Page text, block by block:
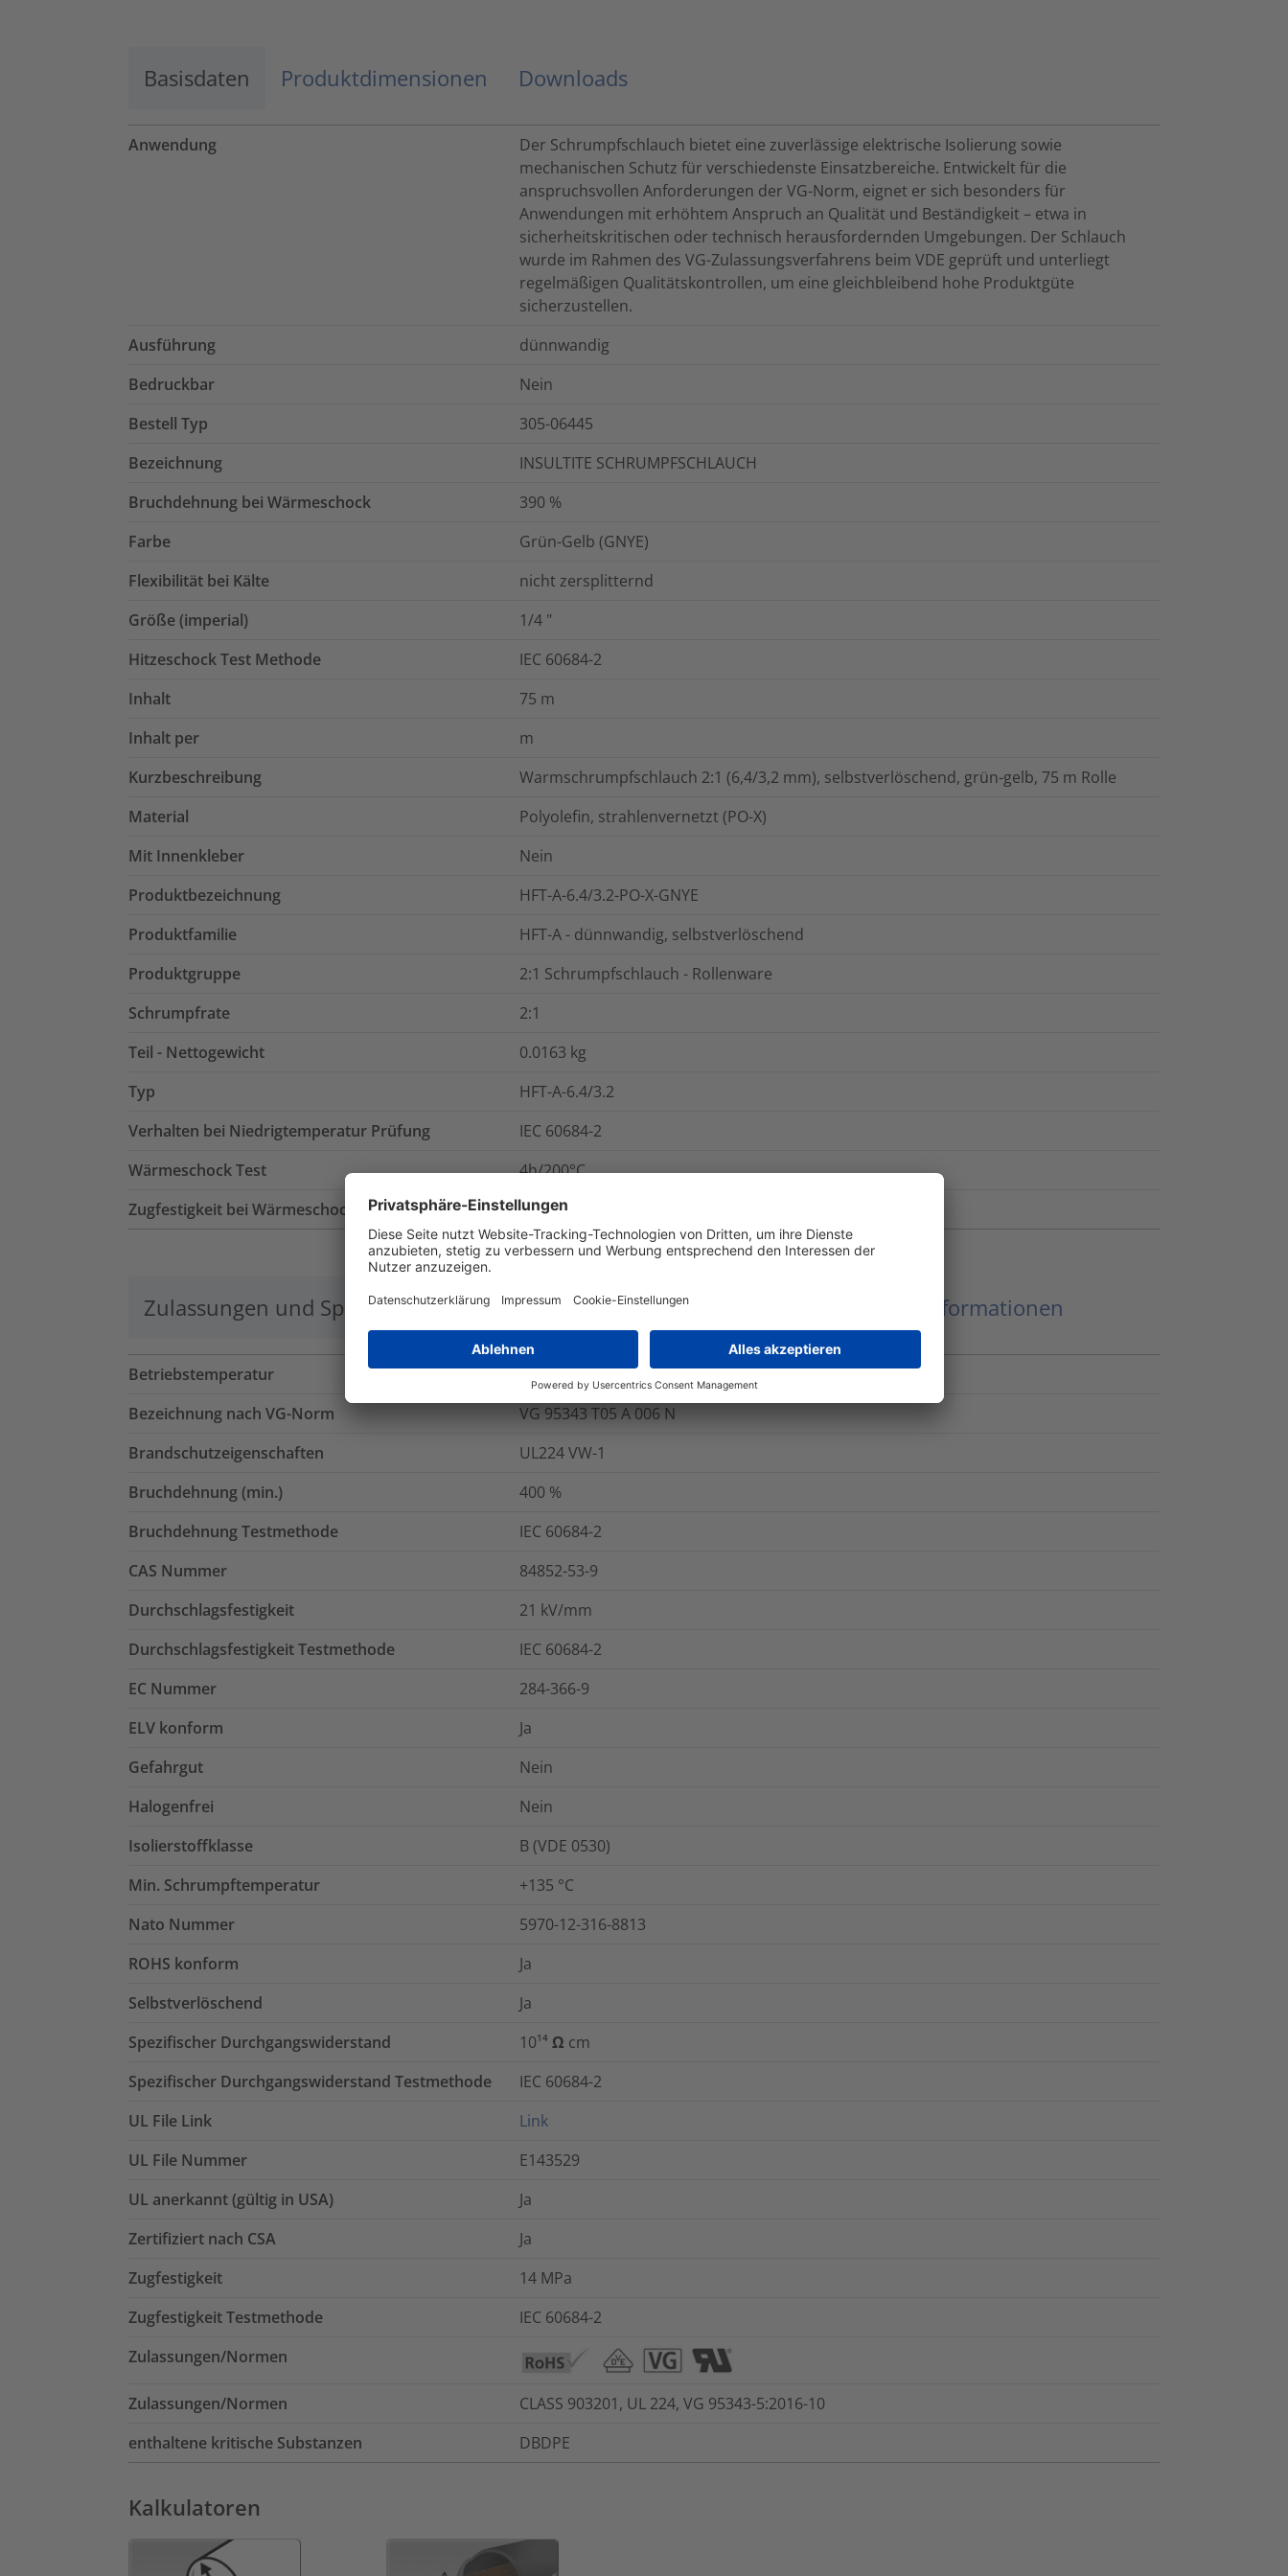
Basisdaten Produktdimensionen Downloads
Anwendung
Der Schrumpfschlauch bietet eine zuverlässige elektrische Isolierung sowie
mechanischen Schutz für verschiedenste Einsatzbereiche. Entwickelt für die
anspruchsvollen Anforderungen der VG-Norm, eignet er sich besonders für
Anwendungen mit erhöhtem Anspruch an Qualität und Beständigkeit – etwa in
sicherheitskritischen oder technisch herausfordernden Umgebungen. Der Schlauch
wurde im Rahmen des VG-Zulassungsverfahrens beim VDE geprüft und unterliegt
regelmäßigen Qualitätskontrollen, um eine gleichbleibend hohe Produktgüte
sicherzustellen.
Ausführung
dünnwandig
Bedruckbar
Nein
Bestell Typ
305-06445
Bezeichnung
INSULTITE SCHRUMPFSCHLAUCH
Bruchdehnung bei Wärmeschock
390 %
Farbe
Grün-Gelb (GNYE)
Flexibilität bei Kälte
nicht zersplitternd
Größe (imperial)
1/4 "
Hitzeschock Test Methode
IEC 60684-2
Inhalt
75 m
Inhalt per
m
Kurzbeschreibung
Warmschrumpfschlauch 2:1 (6,4/3,2 mm), selbstverlöschend, grün-gelb, 75 m Rolle
Material
Polyolefin, strahlenvernetzt (PO-X)
Mit Innenkleber
Nein
Produktbezeichnung
HFT-A-6.4/3.2-PO-X-GNYE
Produktfamilie
HFT-A - dünnwandig, selbstverlöschend
Produktgruppe
2:1 Schrumpfschlauch - Rollenware
Schrumpfrate
2:1
Teil - Nettogewicht
0.0163 kg
Typ
HFT-A-6.4/3.2
Verhalten bei Niedrigtemperatur Prüfung
IEC 60684-2
Wärmeschock Test
4h/200°C
Zugfestigkeit bei Wärmeschock
13MPa
Zulassungen und Spezifikationen Logistik und Verpackungsdaten Weitere Informationen
Betriebstemperatur
-55 °C bis +135 °C
Bezeichnung nach VG-Norm
VG 95343 T05 A 006 N
Brandschutzeigenschaften
UL224 VW-1
Bruchdehnung (min.)
400 %
Bruchdehnung Testmethode
IEC 60684-2
CAS Nummer
84852-53-9
Durchschlagsfestigkeit
21 kV/mm
Durchschlagsfestigkeit Testmethode
IEC 60684-2
EC Nummer
284-366-9
ELV konform
Ja
Gefahrgut
Nein
Halogenfrei
Nein
Isolierstoffklasse
B (VDE 0530)
Min. Schrumpftemperatur
+135 °C
Nato Nummer
5970-12-316-8813
ROHS konform
Ja
Selbstverlöschend
Ja
Spezifischer Durchgangswiderstand
10¹⁴ Ω cm
Spezifischer Durchgangswiderstand Testmethode
IEC 60684-2
UL File Link
Link
UL File Nummer
E143529
UL anerkannt (gültig in USA)
Ja
Zertifiziert nach CSA
Ja
Zugfestigkeit
14 MPa
Zugfestigkeit Testmethode
IEC 60684-2
Zulassungen/Normen
Zulassungen/Normen
CLASS 903201, UL 224, VG 95343-5:2016-10
enthaltene kritische Substanzen
DBDPE
Kalkulatoren